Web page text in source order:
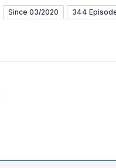
Since 03/2020 344